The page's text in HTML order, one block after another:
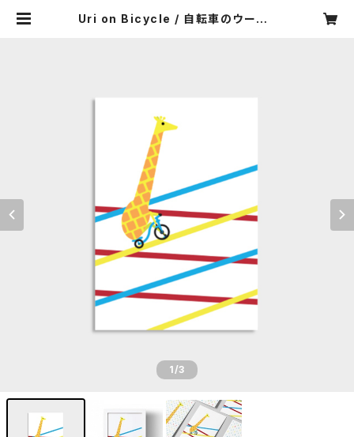
Uri on Bicycle / 自転車のウーリ |
1/3